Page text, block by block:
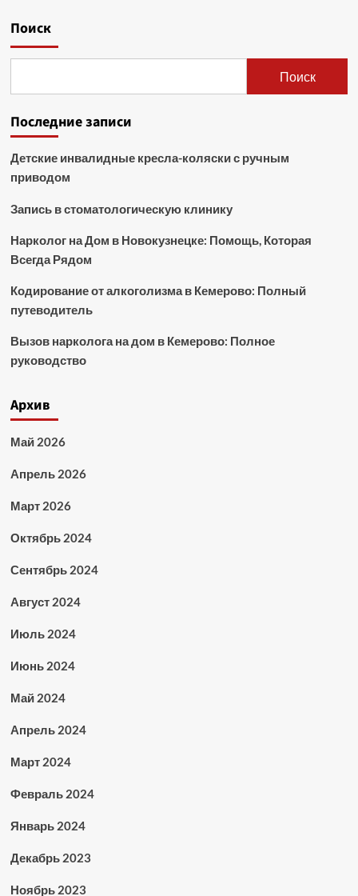
Поиск
Поиск
Последние записи
Детские инвалидные кресла-коляски с ручным
приводом
Запись в стоматологическую клинику
Нарколог на Дом в Новокузнецке: Помощь, Которая
Всегда Рядом
Кодирование от алкоголизма в Кемерово: Полный
путеводитель
Вызов нарколога на дом в Кемерово: Полное
руководство
Архив
Май 2026
Апрель 2026
Март 2026
Октябрь 2024
Сентябрь 2024
Август 2024
Июль 2024
Июнь 2024
Май 2024
Апрель 2024
Март 2024
Февраль 2024
Январь 2024
Декабрь 2023
Ноябрь 2023